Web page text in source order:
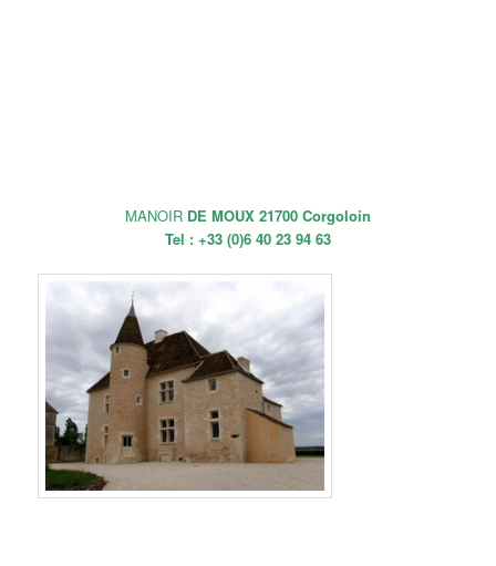
MANOIR DE MOUX 21700 Corgoloin
Tel : +33 (0)6 40 23 94 63